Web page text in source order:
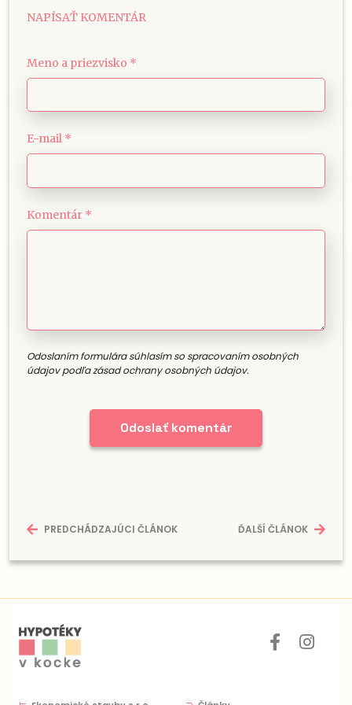
NAPÍSAŤ KOMENTÁR
Meno a priezvisko *
E-mail *
Komentár *
Odoslaním formulára súhlasím so spracovaním osobných
údajov podľa zásad ochrany osobných údajov.
Odoslať komentár
PREDCHÁDZAJÚCI ČLÁNOK ĎALŠÍ ČLÁNOK